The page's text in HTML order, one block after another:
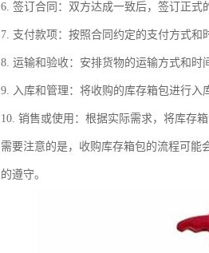
6. 签订合同：双方达成一致后，签订正式
7. 支付款项：按照合同约定的支付方式和
8. 运输和验收：安排货物的运输方式和时
9. 入库和管理：将收购的库存箱包进行入
10. 销售或使用：根据实际需求，将库存
需要注意的是，收购库存箱包的流程可能
的遵守。